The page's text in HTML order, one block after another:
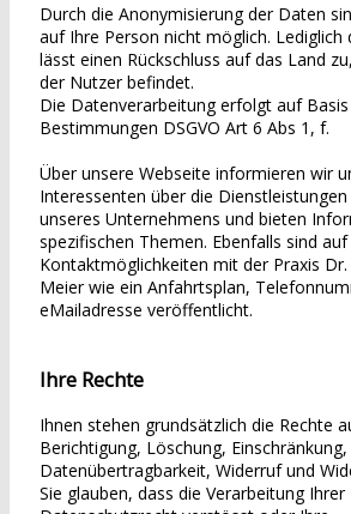
Durch die Anonymisierung der Daten
auf Ihre Person nicht möglich. Lediglich
lässt einen Rückschluss auf das Land
der Nutzer befindet.
Die Datenverarbeitung erfolgt auf
Bestimmungen DSGVO Art 6 Abs 1, f.
Über unsere Webseite informieren wir
Interessenten über die
unseres Unternehmens und bieten
spezifischen Themen. Ebenfalls sind
Kontaktmöglichkeiten mit der Praxis Dr.
Meier wie ein Anfahrtsplan,
eMailadresse veröffentlicht.
Ihre Rechte
Ihnen stehen grundsätzlich die Rechte
Berichtigung, Löschung, Einschränkung,
Datenübertragbarkeit, Widerruf und
Sie glauben, dass die Verarbeitung